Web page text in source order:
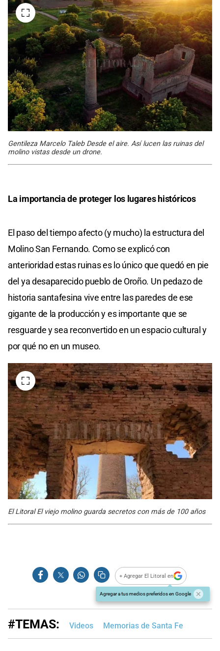
Gentileza Marcelo Taleb Desde el aire. Así lucen las ruinas del
molino vistas desde un drone.
La importancia de proteger los lugares históricos
El paso del tiempo afecto (y mucho) la estructura del
Molino San Fernando. Como se explicó con
anterioridad estas ruinas es lo único que quedó en pie
del ya desaparecido pueblo de Oroño. Un pedazo de
historia santafesina vive entre las paredes de ese
gigante de la producción y es importante que se
resguarde y sea reconvertido en un espacio cultural y
por qué no en un museo.
El Litoral El viejo molino guarda secretos con más de 100 años
+ Agregar El Litoral en
Agregar a tus medios preferidos en Google
#TEMAS: Videos Memorias de Santa Fe